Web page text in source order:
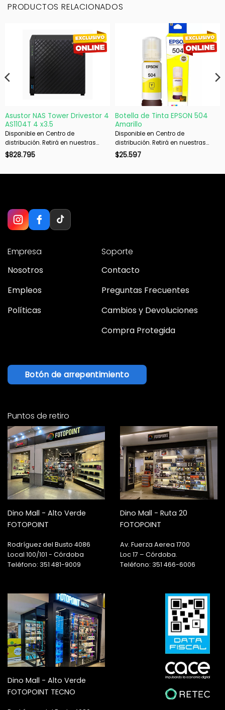
PRODUCTOS RELACIONADOS
Asustor NAS Tower Drivestor 4
AS1104T 4 x3.5
Disponible en Centro de
distribución. Retirá en nuestras
sucursales en 48 hs hábiles. Si es
$828.795
Botella de Tinta EPSON 504
Amarillo
Disponible en Centro de
distribución. Retirá en nuestras
sucursales en 48 hs hábiles. Si es
$25.597
Empresa
Nosotros
Empleos
Políticas
Soporte
Contacto
Preguntas Frecuentes
Cambios y Devoluciones
Compra Protegida
Botón de arrepentimiento
Puntos de retiro
Dino Mall - Alto Verde
FOTOPOINT
Rodríguez del Busto 4086
Local 100/101 - Córdoba
Teléfono: 351 481-9009
Dino Mall - Ruta 20
FOTOPOINT
Av. Fuerza Aerea 1700
Loc 17 – Córdoba.
Teléfono: 351 466-6006
Dino Mall - Alto Verde
FOTOPOINT TECNO